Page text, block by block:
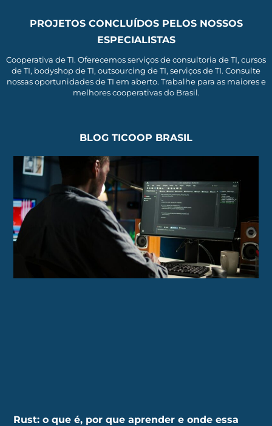
PROJETOS CONCLUÍDOS PELOS NOSSOS
ESPECIALISTAS
Cooperativa de TI. Oferecemos serviços de consultoria de TI, cursos
de TI, bodyshop de TI, outsourcing de TI, serviços de TI. Consulte
nossas oportunidades de TI em aberto. Trabalhe para as maiores e
melhores cooperativas do Brasil.
BLOG TICOOP BRASIL
Rust: o que é, por que aprender e onde essa